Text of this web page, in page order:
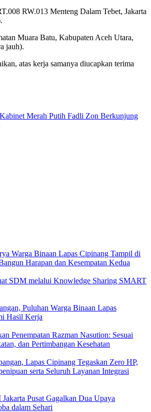
RW.013 Menteng Dalam Tebet, Jakarta
Muara Batu, Kabupaten Aceh Utara,
jauh).
atas kerja samanya diucapkan terima
Merah Putih Fadli Zon Berkunjung
Warga Binaan Lapas Cipinang Tampil di
Harapan dan Kesempatan Kedua
SDM melalui Knowledge Sharing SMART
Puluhan Warga Binaan Lapas
Hasil Kerja
Penempatan Razman Nasution: Sesuai
dan Pertimbangan Kesehatan
Lapas Cipinang Tegaskan Zero HP,
serta Seluruh Layanan Integrasi
Pusat Gagalkan Dua Upaya
dalam Sehari